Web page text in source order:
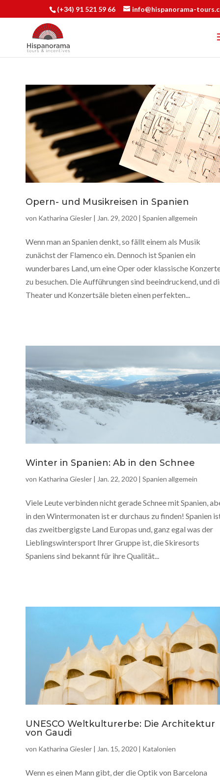
(+34) 91 521 59 66 info@hispanorama-
Opern- und Musikreisen in Spanien
von Katharina Giesler | Jan. 29, 2020 | Spanien allgemein
Wenn man an Spanien denkt, so fällt einem als Musik
zunächst der Flamenco ein. Dennoch ist Spanien ein
wunderbares Land, um eine Oper oder klassische
zu besuchen. Die Aufführungen sind beeindruckend, und
Theater und Konzertsäle bieten einen perfekten...
Winter in Spanien: Ab in den Schnee
von Katharina Giesler | Jan. 22, 2020 | Spanien allgemein
Viele Leute verbinden nicht gerade Schnee mit Spanien,
in den Wintermonaten ist er durchaus zu finden! Spanien
das zweitbergigste Land Europas und, ganz egal was der
Lieblingswintersport Ihrer Gruppe ist, die Skiresorts
Spaniens sind bekannt für ihre Qualität...
UNESCO Weltkulturerbe: Die Architektur
von Gaudi
von Katharina Giesler | Jan. 15, 2020 | Katalonien
Wenn es einen Mann gibt, der die Optik von Barcelona